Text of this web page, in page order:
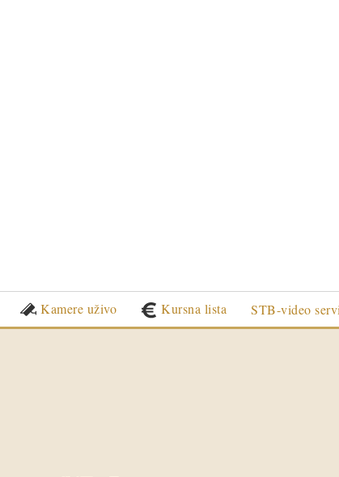
Kamere uživo Kursna lista STB-video